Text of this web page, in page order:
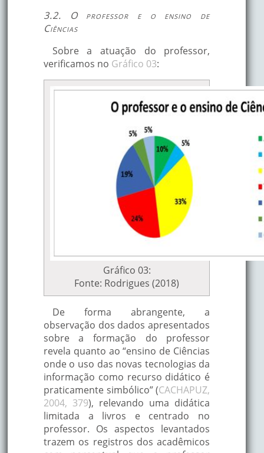
3.2. O professor e o ensino de
Ciências
Sobre a atuação do professor,
verificamos no Gráfico 03:
Gráfico 03:
Fonte: Rodrigues (2018)
De forma abrangente, a
observação dos dados apresentados
sobre a formação do professor
revela quanto ao “ensino de Ciências
onde o uso das novas tecnologias da
informação como recurso didático é
praticamente simbólico” (CACHAPUZ,
2004, 379), relevando uma didática
limitada a livros e centrado no
professor. Os aspectos levantados
trazem os registros dos acadêmicos